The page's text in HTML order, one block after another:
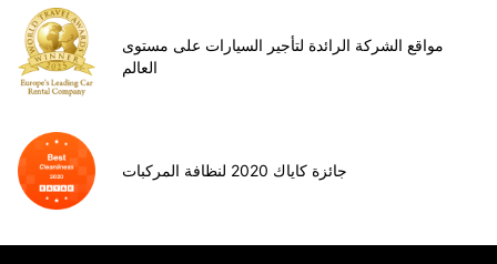
مواقع الشركة الرائدة لتأجير السيارات على مستوى
العالم
جائزة كاياك 2020 لنظافة المركبات